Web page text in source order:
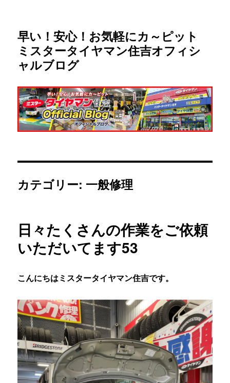
早い！安心！お気軽にカ～ピット
ミスタータイヤマン住吉オフィシ
ャルブログ
カテゴリー: 一般修理
日々たくさんの作業をご依頼
いただいてます53
こんにちはミスタータイヤマン住吉です。